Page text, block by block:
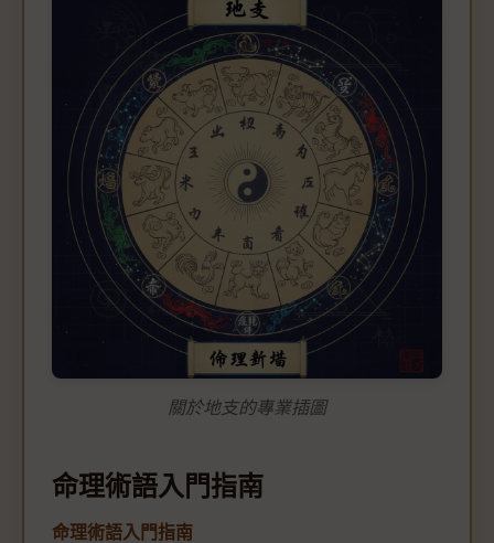
關於地支的專業插圖
命理術語入門指南
命理術語入門指南